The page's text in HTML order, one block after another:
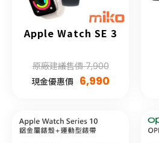
Apple Watch SE 3
原廠建議售價 7,900
現金優惠價 6,990